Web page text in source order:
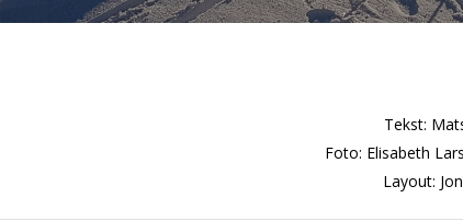
Tekst:
Foto: Elisabeth
Layout: